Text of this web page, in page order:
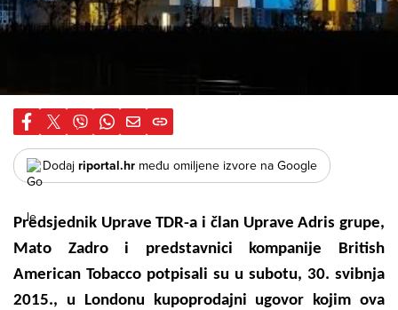
Dodaj riportal.hr među omiljene izvore na Google
Predsjednik Uprave TDR-a i član Uprave Adris grupe,
Mato Zadro i predstavnici kompanije British
American Tobacco potpisali su u subotu, 30. svibnja
2015., u Londonu kupoprodajni ugovor kojim ova